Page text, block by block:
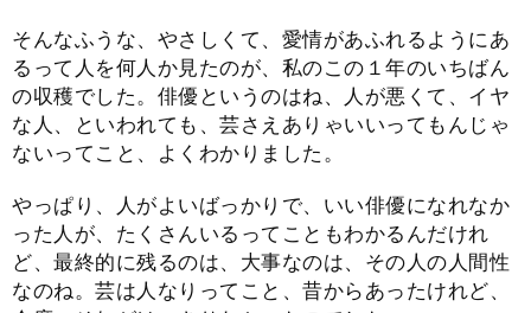
そんなふうな、やさしくて、愛情があふれるようにあ
るって人を何人か見たのが、私のこの１年のいちばん
の収穫でした。俳優というのはね、人が悪くて、イヤ
な人、といわれても、芸さえありゃいいってもんじゃ
ないってこと、よくわかりました。
やっぱり、人がよいばっかりで、いい俳優になれなか
った人が、たくさんいるってこともわかるんだけれ
ど、最終的に残るのは、大事なのは、その人の人間性
なのね。芸は人なりってこと、昔からあったけれど、